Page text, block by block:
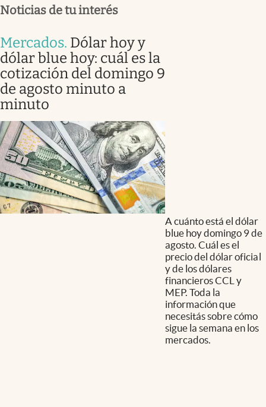
Noticias de tu interés
Mercados. Dólar hoy y
dólar blue hoy: cuál es la
cotización del domingo 9
de agosto minuto a
minuto
A cuánto está el dólar
blue hoy domingo 9 de
agosto. Cuál es el
precio del dólar oficial
y de los dólares
financieros CCL y
MEP. Toda la
información que
necesitás sobre cómo
sigue la semana en los
mercados.